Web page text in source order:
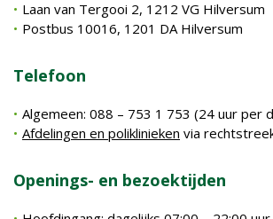
Laan van Tergooi 2, 1212 VG Hilversum
Postbus 10016, 1201 DA Hilversum
Telefoon
Algemeen: 088 – 753 1 753 (24 uur per
Afdelingen en poliklinieken via
Openings- en bezoektijden